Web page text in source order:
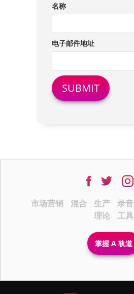
名称
电子邮件地址
市场营销 混合 生产 录音
理论
工具
掌握 A 轨道